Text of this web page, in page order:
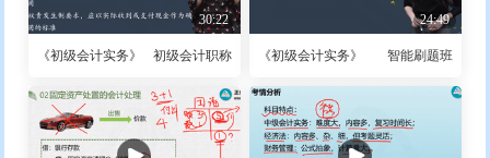
30:22
《初级会计实务》 初级会计职称
24:49
《初级会计实务》 智能刷题班